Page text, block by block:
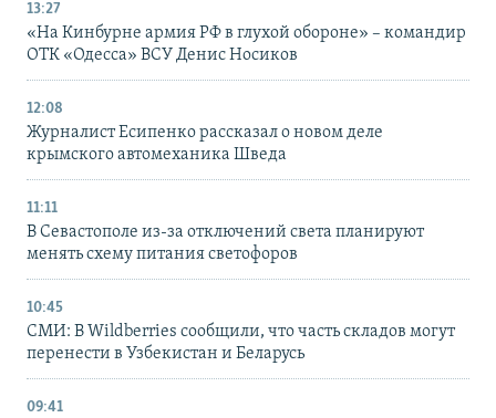
13:27
«На Кинбурне армия РФ в глухой обороне» – командир
ОТК «Одесса» ВСУ Денис Носиков
12:08
Журналист Есипенко рассказал о новом деле
крымского автомеханика Шведа
11:11
В Севастополе из-за отключений света планируют
менять схему питания светофоров
10:45
СМИ: В Wildberries сообщили, что часть складов могут
перенести в Узбекистан и Беларусь
09:41